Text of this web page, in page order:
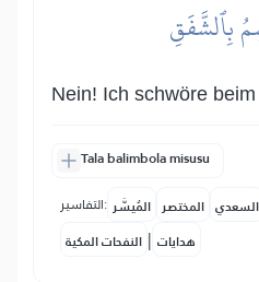
بِٱلشَّفَقِ
Nein! Ich schwöre
Tala balimbola misusu
التفاسير: المُيسَّر المختصر السعدي
النفحات المكية | هدايات